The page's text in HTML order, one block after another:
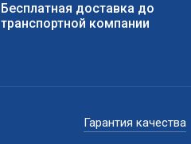
Бесплатная доставка до
транспортной компании
Гарантия качества